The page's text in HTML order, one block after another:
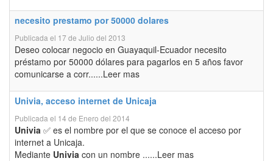
necesito prestamo por 50000 dolares
Publicada el 17 de Julio del 2013
Deseo colocar negocio en Guayaquil-Ecuador necesito
préstamo por 50000 dólares para pagarlos en 5 años favor
comunicarse a corr......Leer mas
Univia, acceso internet de Unicaja
Publicada el 14 de Enero del 2014
Univia ✅ es el nombre por el que se conoce el acceso por
internet a Unicaja.
Mediante Univia con un nombre ......Leer mas